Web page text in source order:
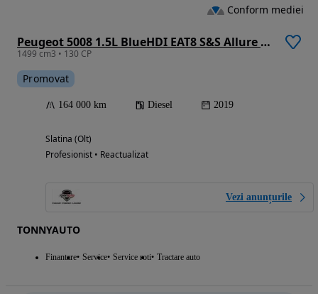
Peugeot 5008 1.5L BlueHDI EAT8 S&S Allure Pack
1499 cm3 • 130 CP
Promovat
164 000 km Diesel 2019
Slatina (Olt)
Profesionist • Reactualizat
Vezi anunțurile
TONNYAUTO
Finantare Service Service roti Tractare auto
Conform mediei